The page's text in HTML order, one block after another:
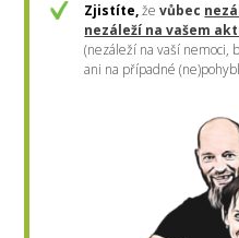
Zjistíte, ževůbec
nezáleží na vašem
(nezáleží na vaší nemoci,
ani na případné